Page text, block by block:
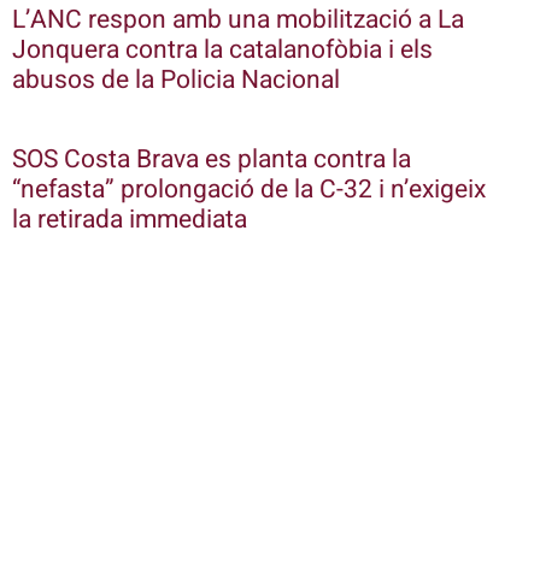
L’ANC respon amb una mobilització a La
Jonquera contra la catalanofòbia i els
abusos de la Policia Nacional
SOS Costa Brava es planta contra la
“nefasta” prolongació de la C-32 i n’exigeix
la retirada immediata